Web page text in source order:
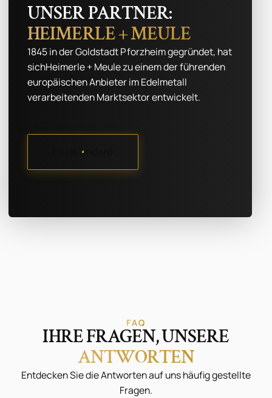
UNSER PARTNER:
HEIMERLE + MEULE
1845 in der Goldstadt Pforzheim gegründet, hat
sichHeimerle + Meule zu einem der führenden
europäischen Anbieter im Edelmetall
verarbeitenden Marktsektor entwickelt.
Filiale finden
FAQ
IHRE FRAGEN, UNSERE
ANTWORTEN
Entdecken Sie die Antworten auf uns häufig gestellte
Fragen.